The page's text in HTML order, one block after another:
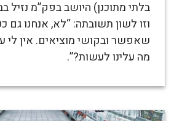
בלתי מתוכנן) היושב בפק”מ נזיל
וזו לשון תשובתה: “לא, אנחנו גם
שאפשר ובקושי מוציאים. אין לי
מה עלינו לעשות?”.